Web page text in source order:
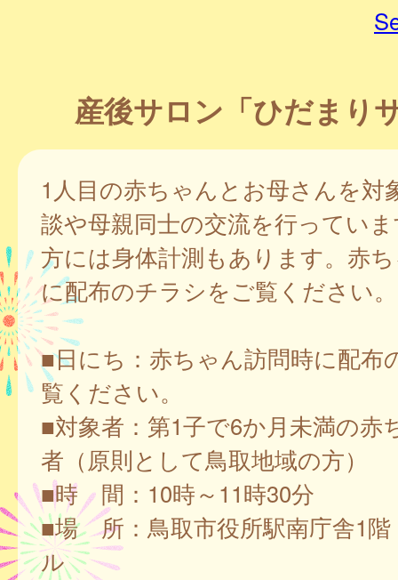
産後サロン「ひだまり
1人目の赤ちゃんとお母さんを対
談や母親同士の交流を行ってい
方には身体計測もあります。赤
に配布のチラシをご覧ください。
■日にち：赤ちゃん訪問時に配布
覧ください。
■対象者：第1子で6か月未満の赤
者（原則として鳥取地域の方）
■時 間：10時～11時30分
■場 所：鳥取市役所駅南庁舎1
ル